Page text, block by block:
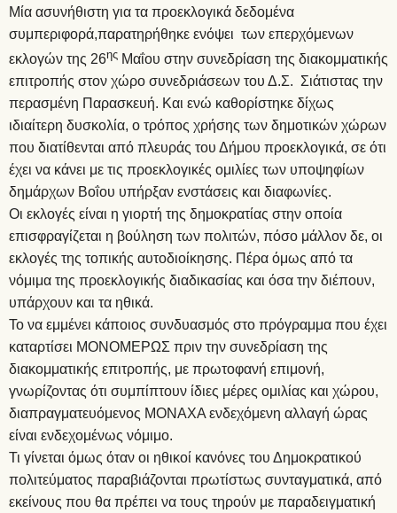
Μία ασυνήθιστη για τα προεκλογικά δεδομένα
συμπεριφορά,παρατηρήθηκε ενόψει των επερχόμενων
εκλογών της 26ης Μαΐου στην συνεδρίαση της διακομματικής
επιτροπής στον χώρο συνεδριάσεων του Δ.Σ. Σιάτιστας την
περασμένη Παρασκευή. Και ενώ καθορίστηκε δίχως
ιδιαίτερη δυσκολία, ο τρόπος χρήσης των δημοτικών χώρων
που διατίθενται από πλευράς του Δήμου προεκλογικά, σε ότι
έχει να κάνει με τις προεκλογικές ομιλίες των υποψηφίων
δημάρχων Βοΐου υπήρξαν ενστάσεις και διαφωνίες.
Οι εκλογές είναι η γιορτή της δημοκρατίας στην οποία
επισφραγίζεται η βούληση των πολιτών, πόσο μάλλον δε, οι
εκλογές της τοπικής αυτοδιοίκησης. Πέρα όμως από τα
νόμιμα της προεκλογικής διαδικασίας και όσα την διέπουν,
υπάρχουν και τα ηθικά.
Το να εμμένει κάποιος συνδυασμός στο πρόγραμμα που έχει
καταρτίσει ΜΟΝΟΜΕΡΩΣ πριν την συνεδρίαση της
διακομματικής επιτροπής, με πρωτοφανή επιμονή,
γνωρίζοντας ότι συμπίπτουν ίδιες μέρες ομιλίας και χώρου,
διαπραγματευόμενος ΜΟΝΑΧΑ ενδεχόμενη αλλαγή ώρας
είναι ενδεχομένως νόμιμο.
Τι γίνεται όμως όταν οι ηθικοί κανόνες του Δημοκρατικού
πολιτεύματος παραβιάζονται πρωτίστως συνταγματικά, από
εκείνους που θα πρέπει να τους τηρούν με παραδειγματική